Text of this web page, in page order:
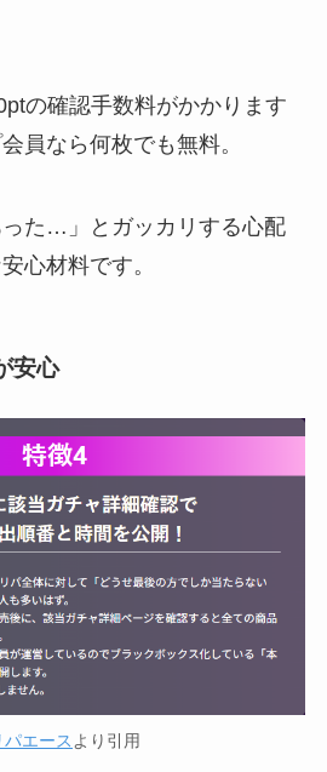
の確認手数料がかかります
員なら何枚でも無料。
た…」とガッカリする心配
心材料です。
安心
パエース より引用